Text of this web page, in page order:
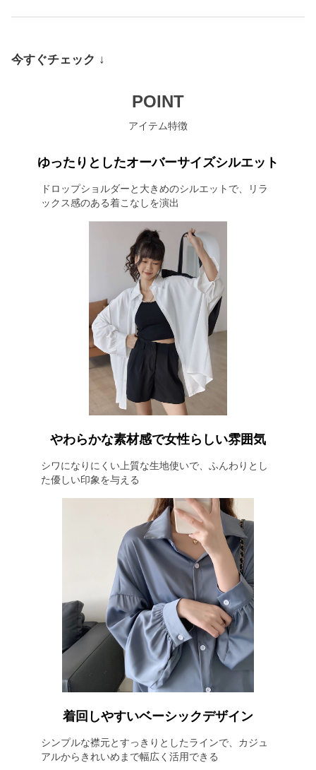
今すぐチェック ↓
POINT
アイテム特徴
ゆったりとしたオーバーサイズシルエット
ドロップショルダーと大きめのシルエットで、リラ
ックス感のある着こなしを演出
やわらかな素材感で女性らしい雰囲気
シワになりにくい上質な生地使いで、ふんわりとし
た優しい印象を与える
着回しやすいベーシックデザイン
シンプルな襟元とすっきりとしたラインで、カジュ
アルからきれいめまで幅広く活用できる